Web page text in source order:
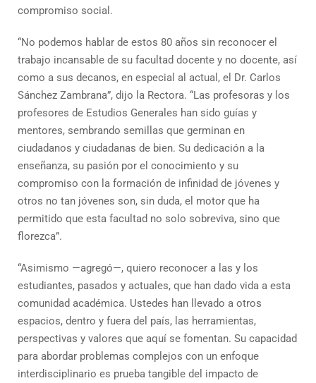
compromiso social.
“No podemos hablar de estos 80 años sin reconocer el
trabajo incansable de su facultad docente y no docente, así
como a sus decanos, en especial al actual, el Dr. Carlos
Sánchez Zambrana”, dijo la Rectora. “Las profesoras y los
profesores de Estudios Generales han sido guías y
mentores, sembrando semillas que germinan en
ciudadanos y ciudadanas de bien. Su dedicación a la
enseñanza, su pasión por el conocimiento y su
compromiso con la formación de infinidad de jóvenes y
otros no tan jóvenes son, sin duda, el motor que ha
permitido que esta facultad no solo sobreviva, sino que
florezca”.
“Asimismo —agregó—, quiero reconocer a las y los
estudiantes, pasados y actuales, que han dado vida a esta
comunidad académica. Ustedes han llevado a otros
espacios, dentro y fuera del país, las herramientas,
perspectivas y valores que aquí se fomentan. Su capacidad
para abordar problemas complejos con un enfoque
interdisciplinario es prueba tangible del impacto de